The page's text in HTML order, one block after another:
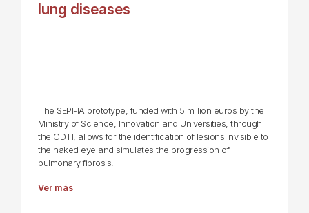
lung diseases
The SEPI-IA prototype, funded with 5 million euros by the
Ministry of Science, Innovation and Universities, through
the CDTI, allows for the identification of lesions invisible to
the naked eye and simulates the progression of
pulmonary fibrosis.
Ver más